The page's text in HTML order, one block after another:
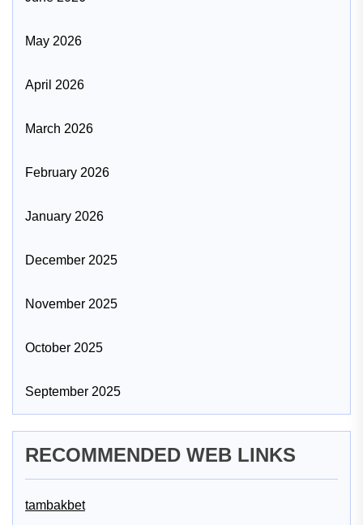
May 2026
April 2026
March 2026
February 2026
January 2026
December 2025
November 2025
October 2025
September 2025
RECOMMENDED WEB LINKS
tambakbet